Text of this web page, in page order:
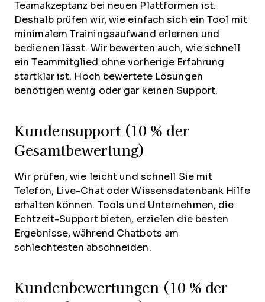
Teamakzeptanz bei neuen Plattformen ist.
Deshalb prüfen wir, wie einfach sich ein Tool mit
minimalem Trainingsaufwand erlernen und
bedienen lässt. Wir bewerten auch, wie schnell
ein Teammitglied ohne vorherige Erfahrung
startklar ist. Hoch bewertete Lösungen
benötigen wenig oder gar keinen Support.
Kundensupport (10 % der
Gesamtbewertung)
Wir prüfen, wie leicht und schnell Sie mit
Telefon, Live-Chat oder Wissensdatenbank Hilfe
erhalten können. Tools und Unternehmen, die
Echtzeit-Support bieten, erzielen die besten
Ergebnisse, während Chatbots am
schlechtesten abschneiden.
Kundenbewertungen (10 % der